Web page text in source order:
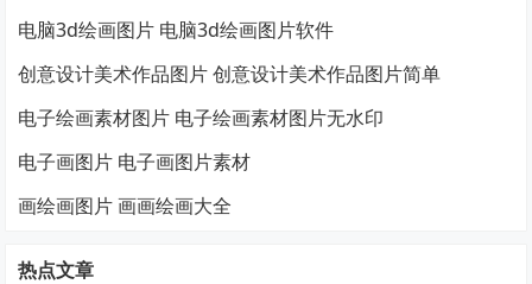
电脑3d绘画图片 电脑3d绘画图片软件
创意设计美术作品图片 创意设计美术作品图片简单
电子绘画素材图片 电子绘画素材图片无水印
电子画图片 电子画图片素材
画绘画图片 画画绘画大全
热点文章